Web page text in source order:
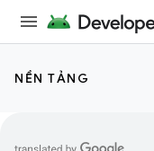
NỀN TẢNG